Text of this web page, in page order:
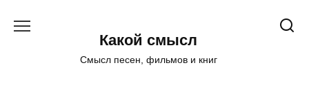
Какой смысл
Смысл песен, фильмов и книг